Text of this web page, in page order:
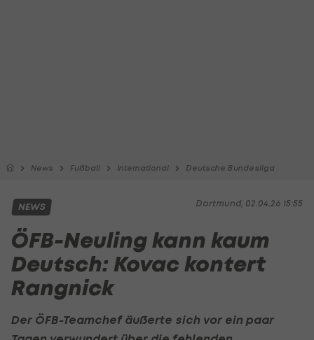
News Fußball International Deutsche Bundesliga
Dortmund, 02.04.26 15:55
NEWS
ÖFB-Neuling kann kaum
Deutsch: Kovac kontert
Rangnick
Der ÖFB-Teamchef äußerte sich vor ein paar